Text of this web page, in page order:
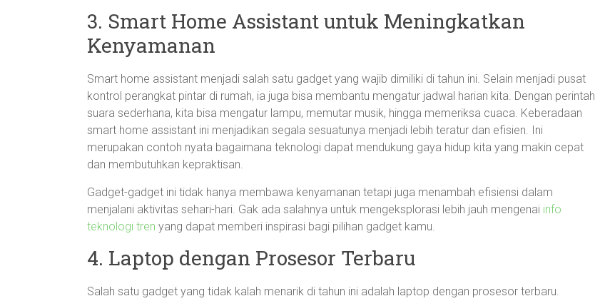
3. Smart Home Assistant untuk Meningkatkan
Kenyamanan
Smart home assistant menjadi salah satu gadget yang wajib dimiliki di tahun ini. Selain menjadi pusat
kontrol perangkat pintar di rumah, ia juga bisa membantu mengatur jadwal harian kita. Dengan perintah
suara sederhana, kita bisa mengatur lampu, memutar musik, hingga memeriksa cuaca. Keberadaan
smart home assistant ini menjadikan segala sesuatunya menjadi lebih teratur dan efisien. Ini
merupakan contoh nyata bagaimana teknologi dapat mendukung gaya hidup kita yang makin cepat
dan membutuhkan kepraktisan.
Gadget-gadget ini tidak hanya membawa kenyamanan tetapi juga menambah efisiensi dalam
menjalani aktivitas sehari-hari. Gak ada salahnya untuk mengeksplorasi lebih jauh mengenai info
teknologi tren yang dapat memberi inspirasi bagi pilihan gadget kamu.
4. Laptop dengan Prosesor Terbaru
Salah satu gadget yang tidak kalah menarik di tahun ini adalah laptop dengan prosesor terbaru.